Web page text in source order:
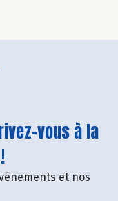
vous à la
et nos